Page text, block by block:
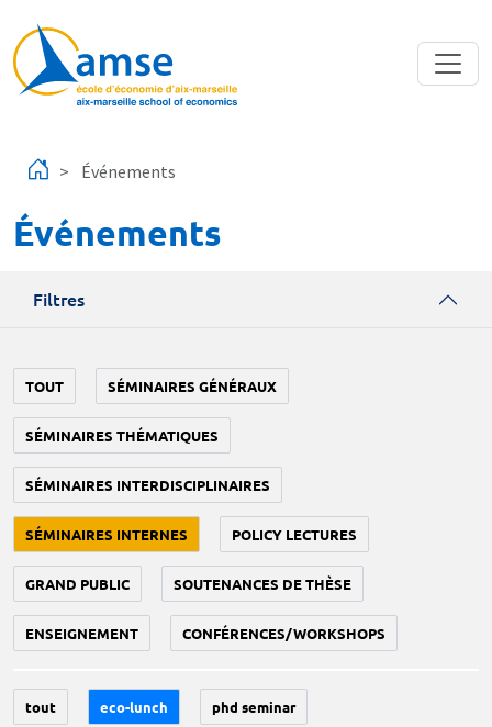
Événements
Événements
Filtres
TOUT SÉMINAIRES GÉNÉRAUX
SÉMINAIRES THÉMATIQUES
SÉMINAIRES INTERDISCIPLINAIRES
SÉMINAIRES INTERNES POLICY LECTURES
GRAND PUBLIC SOUTENANCES DE THÈSE
ENSEIGNEMENT CONFÉRENCES/WORKSHOPS
tout eco-lunch phd seminar